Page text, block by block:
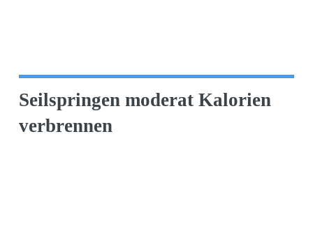
Seilspringen moderat Kalorien
verbrennen